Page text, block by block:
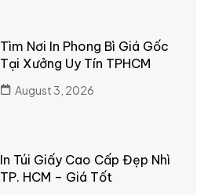
Tìm Nơi In Phong Bì Giá Gốc
Tại Xưởng Uy Tín TPHCM
August 3, 2026
In Túi Giấy Cao Cấp Đẹp Nhì
TP. HCM – Giá Tốt